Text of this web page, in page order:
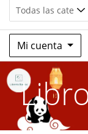
Mi cuenta